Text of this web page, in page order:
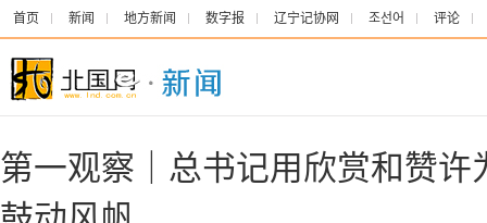
首页 新闻 地方新闻 数字报 辽宁记协网 조선어 评论
第一观察｜总书记用欣赏和赞许